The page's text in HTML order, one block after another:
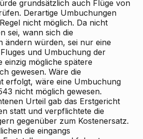
grundsätzlich auch Flüge von
Derartige Umbuchungen
nicht möglich. Da nicht
sei, wann sich die
ändern würden, sei nur eine
und Umbuchung der
einzig mögliche spätere
gewesen. Wäre die
erfolgt, wäre eine Umbuchung
nicht möglich gewesen.
Urteil gab das Erstgericht
statt und verpflichtete die
gegenüber zum Kostenersatz.
die eingangs